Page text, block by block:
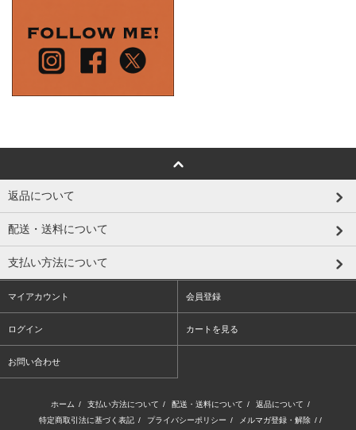
返品について
配送・送料について
支払い方法について
マイアカウント 会員登録
ログイン カートを見る
お問い合わせ
ホーム / 支払い方法について / 配送・送料について / 返品について /
特定商取引法に基づく表記 / プライバシーポリシー / メルマガ登録・解除 / /